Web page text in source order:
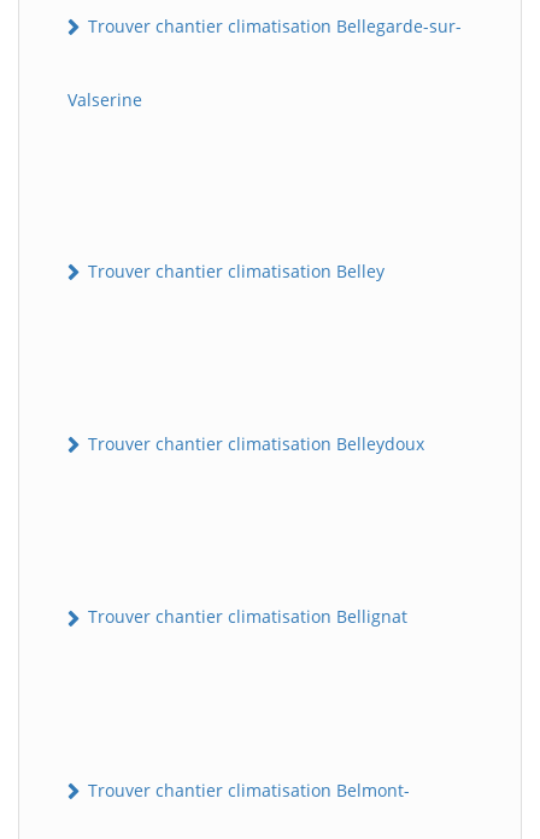
Trouver chantier climatisation Bellegarde-sur-
Valserine
Trouver chantier climatisation Belley
Trouver chantier climatisation Belleydoux
Trouver chantier climatisation Bellignat
Trouver chantier climatisation Belmont-